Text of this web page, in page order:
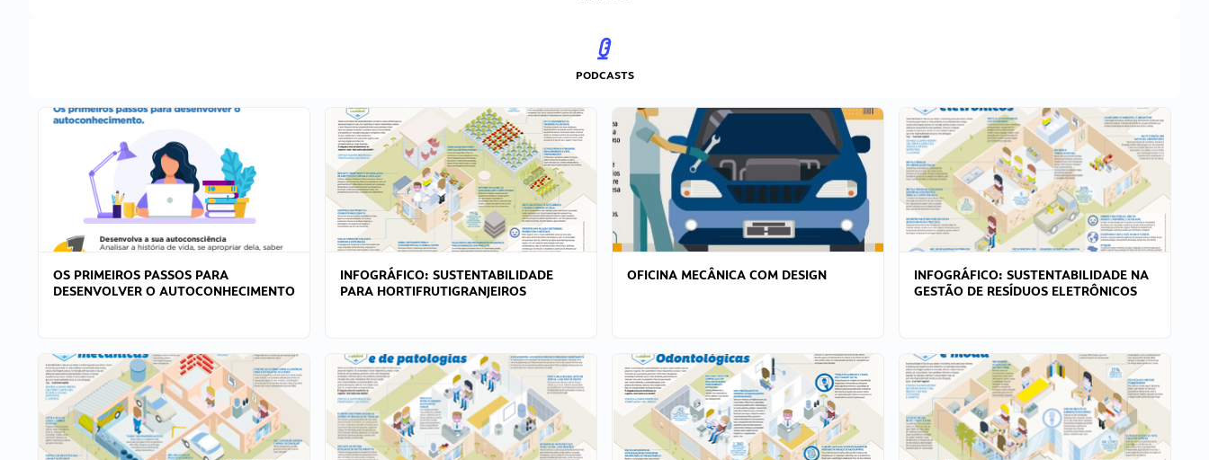
PODCASTS
OS PRIMEIROS PASSOS PARA
DESENVOLVER O AUTOCONHECIMENTO
INFOGRÁFICO: SUSTENTABILIDADE
PARA HORTIFRUTIGRANJEIROS
OFICINA MECÂNICA COM DESIGN
INFOGRÁFICO: SUSTENTABILIDADE NA
GESTÃO DE RESÍDUOS ELETRÔNICOS